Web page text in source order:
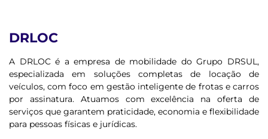
DRLOC
A DRLOC é a empresa de mobilidade do Grupo DRSUL,
especializada em soluções completas de locação de
veículos, com foco em gestão inteligente de frotas e carros
por assinatura. Atuamos com excelência na oferta de
serviços que garantem praticidade, economia e flexibilidade
para pessoas físicas e jurídicas.